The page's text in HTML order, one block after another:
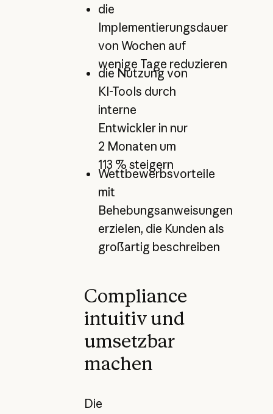
die
Implementierungsdauer
von Wochen auf
wenige Tage reduzieren
die Nutzung von
KI-Tools durch
interne
Entwickler in nur
2 Monaten um
113 % steigern
Wettbewerbsvorteile
mit
Behebungsanweisungen
erzielen, die Kunden als
großartig beschreiben
Compliance
intuitiv und
umsetzbar
machen
Die